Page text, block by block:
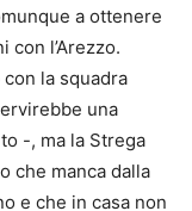
a ottenere
con l’Arezzo.
la squadra
una
-, ma la Strega
che manca dalla
e che in casa non